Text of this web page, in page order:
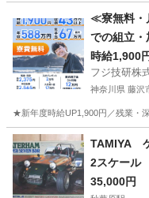
中野坂上駅
≪寮無料・
での組立・
時給1,900
フジ技研株
神奈川県 藤沢
★新年度時給UP1,900円／残業・
神奈川 藤沢市 TAMIYA
2スケール
35,000円